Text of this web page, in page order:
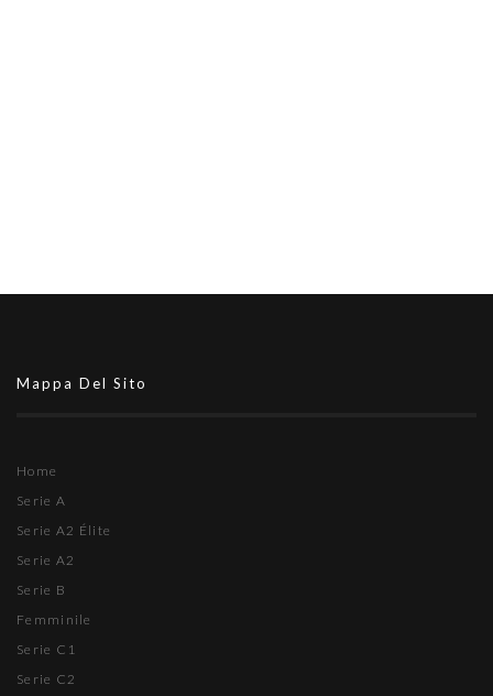
Mappa Del Sito
Home
Serie A
Serie A2 Élite
Serie A2
Serie B
Femminile
Serie C1
Serie C2